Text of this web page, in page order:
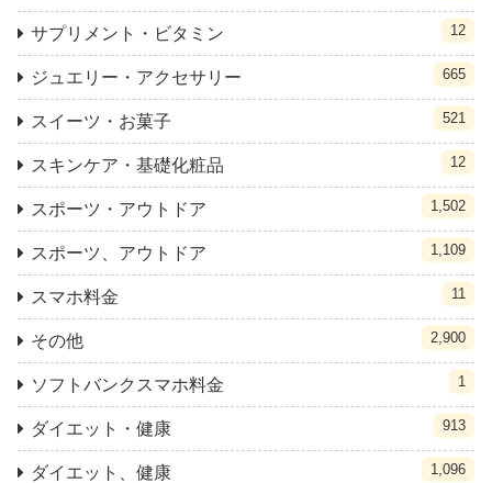
サプリメント・ビタミン 12
ジュエリー・アクセサリー 665
スイーツ・お菓子 521
スキンケア・基礎化粧品 12
スポーツ・アウトドア 1,502
スポーツ、アウトドア 1,109
スマホ料金 11
その他 2,900
ソフトバンクスマホ料金 1
ダイエット・健康 913
ダイエット、健康 1,096